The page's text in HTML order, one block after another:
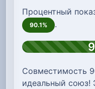
Процентный
90.1% .
Совместимость
идеальный союз!